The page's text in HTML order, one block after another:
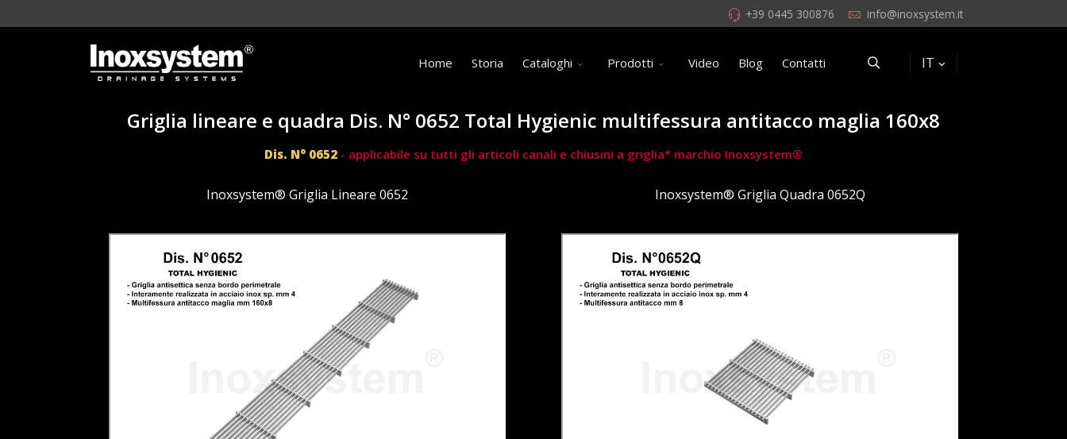
+39 0445 300876 info@inoxsystem.it
Home Storia Cataloghi Prodotti Video Blog Contatti IT
Griglia lineare e quadra Dis. N° 0652 Total Hygienic multifessura antitacco maglia 160x8
Dis. N° 0652 - applicabile su tutti gli articoli canali e chiusini a griglia* marchio Inoxsystem®
Inoxsystem® Griglia Lineare 0652 Inoxsystem® Griglia Quadra 0652Q